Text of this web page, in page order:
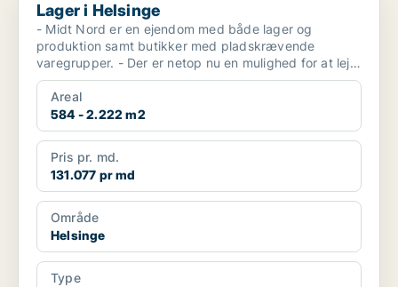
Lager i Helsinge
- Midt Nord er en ejendom med både lager og
produktion samt butikker med pladskrævende
varegrupper. - Der er netop nu en mulighed for at leje
arealer, der...
Areal
584 - 2.222 m2
Pris pr. md.
131.077 pr md
Område
Helsinge
Type